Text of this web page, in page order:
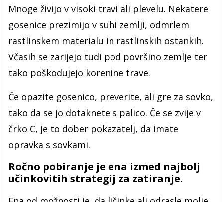
Mnoge živijo v visoki travi ali plevelu. Nekatere
gosenice prezimijo v suhi zemlji, odmrlem
rastlinskem materialu in rastlinskih ostankih.
Včasih se zarijejo tudi pod površino zemlje ter
tako poškodujejo korenine trave.
Če opazite gosenico, preverite, ali gre za sovko,
tako da se jo dotaknete s palico. Če se zvije v
črko C, je to dober pokazatelj, da imate
opravka s sovkami.
Ročno pobiranje je ena izmed najbolj
učinkovitih strategij za zatiranje.